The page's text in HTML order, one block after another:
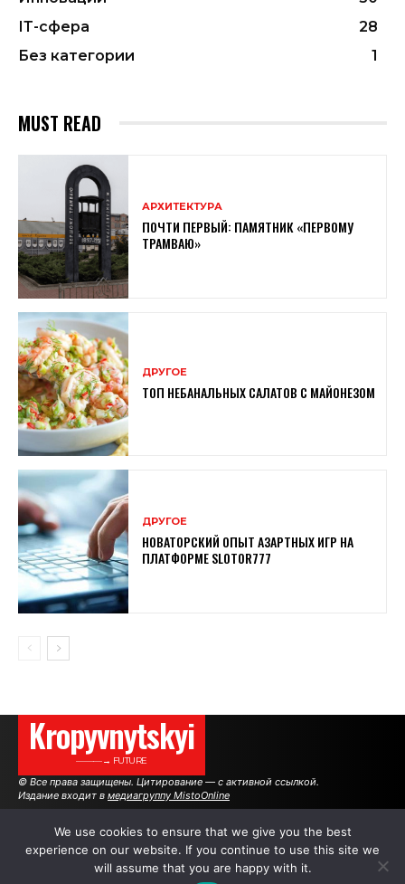
ІТ-сфера
28
Без категории
1
MUST READ
АРХИТЕКТУРА
ПОЧТИ ПЕРВЫЙ: ПАМЯТНИК «ПЕРВОМУ
ТРАМВАЮ»
ДРУГОЕ
ТОП НЕБАНАЛЬНЫХ САЛАТОВ С МАЙОНЕЗОМ
ДРУГОЕ
НОВАТОРСКИЙ ОПЫТ АЗАРТНЫХ ИГР НА
ПЛАТФОРМЕ SLOTOR777
Kropyvnytskyi
———→ FUTURE
© Все права защищены. Цитирование — с активной ссылкой.
Издание входит в медиагруппу MistoOnline
АВТОРЫ РЕКЛАМА НА САЙТЕ
We use cookies to ensure that we give you the best
experience on our website. If you continue to use this site we
will assume that you are happy with it.